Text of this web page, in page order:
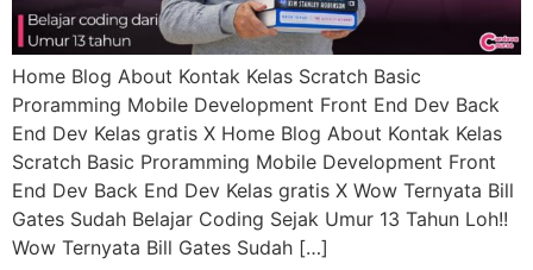
Home Blog About Kontak Kelas Scratch Basic
Proramming Mobile Development Front End Dev Back
End Dev Kelas gratis X Home Blog About Kontak Kelas
Scratch Basic Proramming Mobile Development Front
End Dev Back End Dev Kelas gratis X Wow Ternyata Bill
Gates Sudah Belajar Coding Sejak Umur 13 Tahun Loh!!
Wow Ternyata Bill Gates Sudah […]